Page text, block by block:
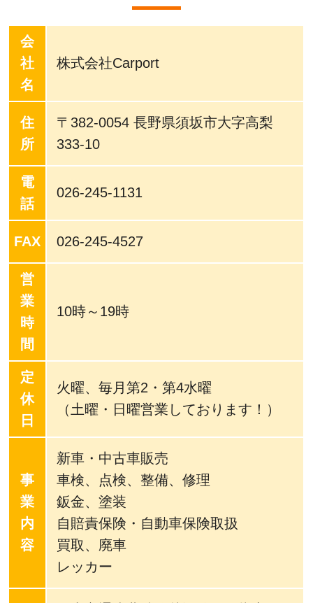
会
社
名
株式会社Carport
住
所
〒382-0054 長野県須坂市大字高梨
333-10
電
話
026-245-1131
FAX 026-245-4527
営
業
時
間
10時～19時
定
休
日
火曜、毎月第2・第4水曜
（土曜・日曜営業しております！）
事
業
内
容
新車・中古車販売
車検、点検、整備、修理
鈑金、塗装
自賠責保険・自動車保険取扱
買取、廃車
レッカー